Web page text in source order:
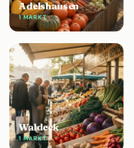
Adelshausen
1 MARKT
Waldeck
1 MARKT